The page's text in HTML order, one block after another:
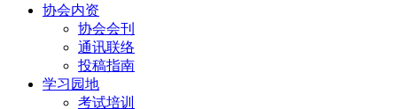
协会内资
协会会刊
通讯联络
投稿指南
学习园地
考试培训